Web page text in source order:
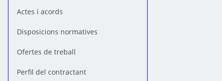
Actes i acords
Disposicions normatives
Ofertes de treball
Perfil del contractant